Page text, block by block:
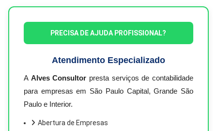
PRECISA DE AJUDA PROFISSIONAL?
Atendimento Especializado
A Alves Consultor presta serviços de contabilidade
para empresas em São Paulo Capital, Grande São
Paulo e Interior.
Abertura de Empresas